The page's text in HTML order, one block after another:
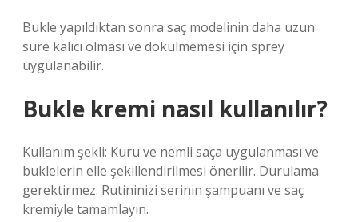
Bukle yapıldıktan sonra saç modelinin daha uzun
süre kalıcı olması ve dökülmemesi için sprey
uygulanabilir.
Bukle kremi nasıl kullanılır?
Kullanım şekli: Kuru ve nemli saça uygulanması ve
buklelerin elle şekillendirilmesi önerilir. Durulama
gerektirmez. Rutininizi serinin şampuanı ve saç
kremiyle tamamlayın.